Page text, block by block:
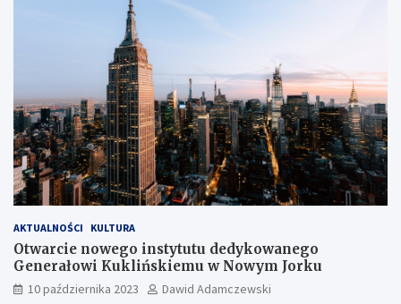
AKTUALNOŚCI KULTURA
Otwarcie nowego instytutu dedykowanego
Generałowi Kuklińskiemu w Nowym Jorku
10 października 2023
Dawid Adamczewski